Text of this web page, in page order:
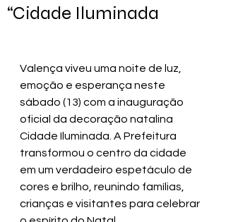
“Cidade Iluminada
Valença viveu uma noite de luz,
emoção e esperança neste
sábado (13) com a inauguração
oficial da decoração natalina
Cidade Iluminada. A Prefeitura
transformou o centro da cidade
em um verdadeiro espetáculo de
cores e brilho, reunindo famílias,
crianças e visitantes para celebrar